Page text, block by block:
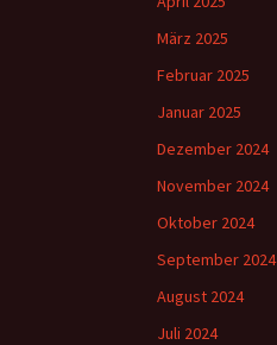
März 2025
Februar 2025
Januar 2025
Dezember 2024
November 2024
Oktober 2024
September 2024
August 2024
Juli 2024